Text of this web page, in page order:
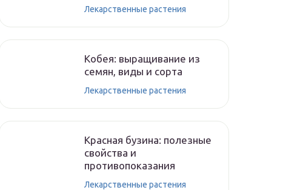
Лекарственные растения
Кобея: выращивание из
семян, виды и сорта
Лекарственные растения
Красная бузина: полезные
свойства и
противопоказания
Лекарственные растения